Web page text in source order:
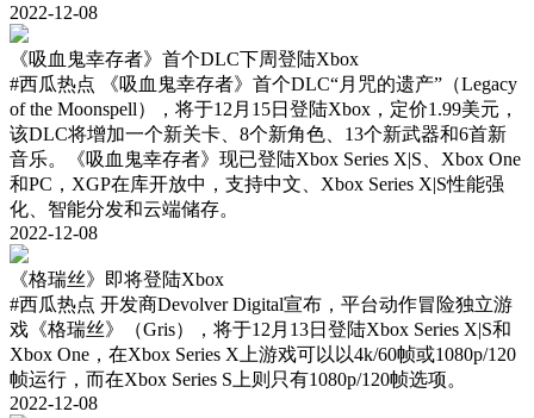
2022-12-08
《吸血鬼幸存者》首个DLC下周登陆Xbox
#西瓜热点
《吸血鬼幸存者》首个DLC“月咒的遗产”（Legacy
of the Moonspell），将于12月15日登陆Xbox，定价1.99美元，
该DLC将增加一个新关卡、8个新角色、13个新武器和6首新
音乐。《吸血鬼幸存者》现已登陆Xbox Series X|S、Xbox One
和PC，XGP在库开放中，支持中文、Xbox Series X|S性能强
化、智能分发和云端储存。
2022-12-08
《格瑞丝》即将登陆Xbox
#西瓜热点 开发商Devolver Digital宣布，平台动作冒险独立游
戏《格瑞丝》（Gris），将于12月13日登陆Xbox Series X|S和
Xbox One，在Xbox Series X上游戏可以以4k/60帧或1080p/120
帧运行，而在Xbox Series S上则只有1080p/120帧选项。
2022-12-08